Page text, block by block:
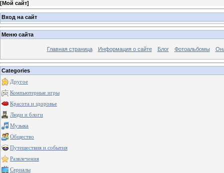
[Мой сайт]
Вход на сайт
Меню сайта
Главная страница Информация о сайте Блог Фотоальбомы
Categories
Другое
Компьютерные игры
Красота и здоровье
Люди и блоги
Музыка
Общество
Путешествия и события
Развлечения
Сериалы